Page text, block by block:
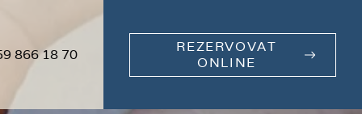
866 18 70
REZERVOVAT
ONLINE